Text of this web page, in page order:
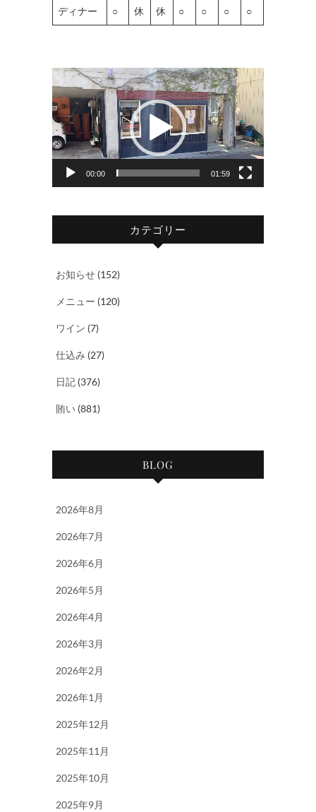
ディナー ○ 休 休 ○ ○ ○ ○
動
画
プ
レ
ー
00:00 01:59
カテゴリー
お知らせ (152)
メニュー (120)
ワイン (7)
仕込み (27)
日記 (376)
賄い (881)
BLOG
2026年8月
2026年7月
2026年6月
2026年5月
2026年4月
2026年3月
2026年2月
2026年1月
2025年12月
2025年11月
2025年10月
2025年9月